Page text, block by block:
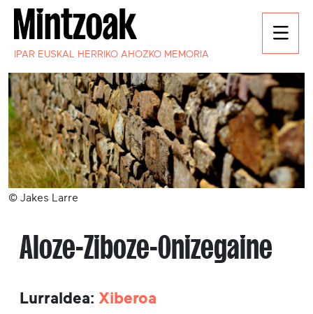
IPAR EUSKAL HERRIKO AHOZKO MEMORIA
© Jakes Larre
Aloze-Ziboze-Onizegaine
Lurraldea: Xiberoa